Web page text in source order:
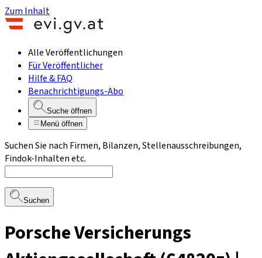
Zum Inhalt
Alle Veröffentlichungen
Für Veröffentlicher
Hilfe & FAQ
Benachrichtigungs-Abo
Suche öffnen
Menü öffnen
Suchen Sie nach Firmen, Bilanzen, Stellenausschreibungen,
Findok-Inhalten etc.
Suchen
Porsche Versicherungs